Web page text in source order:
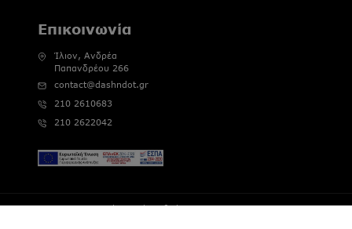
Επικοινωνία
Ίλιον, Ανδρέα
Παπανδρέου 266
contact@dashndot.gr
210 2610683
210 2622042
© 2026 Dash&Dot | Αριθμός Γ.Ε.ΜΗ : 121802802000